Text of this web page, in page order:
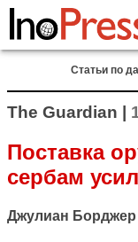
Статьи по
The Guardian |
Поставка
сербам
Джулиан Борджер